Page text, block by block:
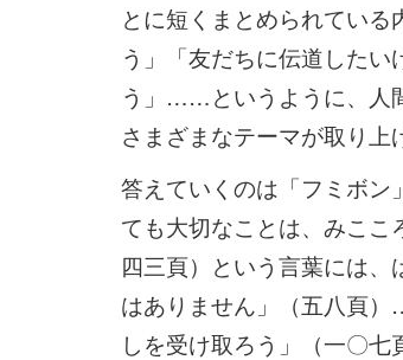
とに短くまとめられてい
う」「友だちに伝道した
う」……というように、人
さまざまなテーマが取り上
答えていくのは「フミボン
ても大切なことは、みこ
四三頁）という言葉には
はありません」（五八頁
しを受け取ろう」（一〇七